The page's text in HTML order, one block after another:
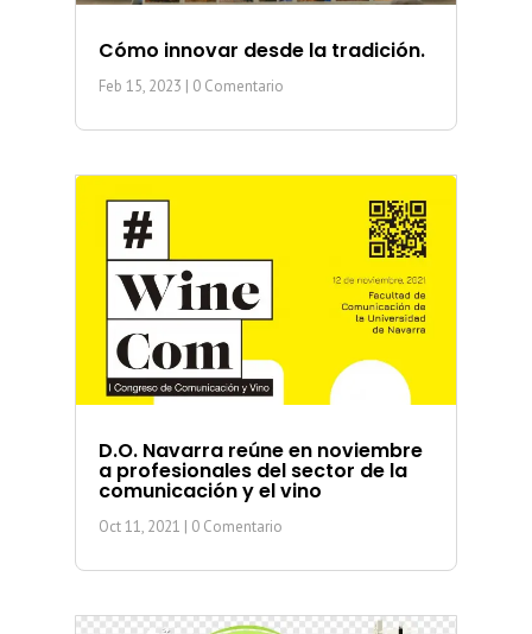
Cómo innovar desde la tradición.
Feb 15, 2023 | 0 Comentario
D.O. Navarra reúne en noviembre
a profesionales del sector de la
comunicación y el vino
Oct 11, 2021 | 0 Comentario